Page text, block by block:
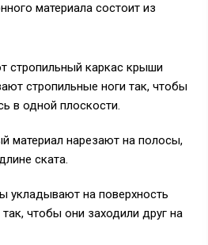
материала состоит из
стропильный каркас крыши
стропильные ноги так, чтобы
в одной плоскости.
материал нарезают на полосы,
ската.
укладывают на поверхность
чтобы они заходили друг на